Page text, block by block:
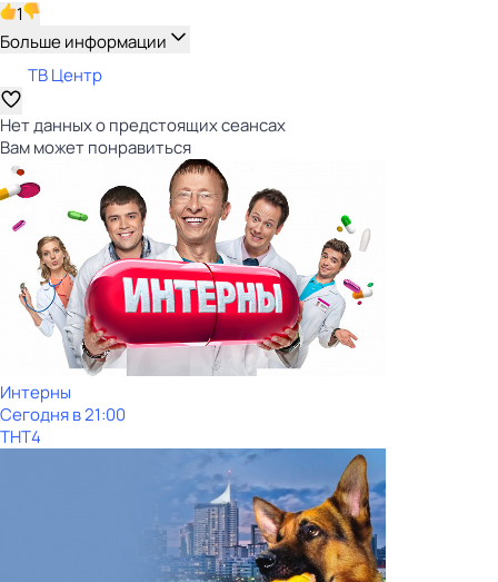
1
Больше информации
ТВ Центр
Нет данных о предстоящих сеансах
Вам может понравиться
Интерны
Сегодня в 21:00
ТНТ4